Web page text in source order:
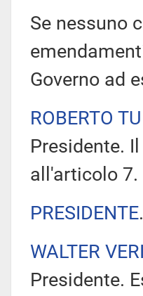
Se nessuno
Governo ad
ROBERTO
Presidente.
all'articolo 7.
PRESIDENTE
WALTER
Presidente.